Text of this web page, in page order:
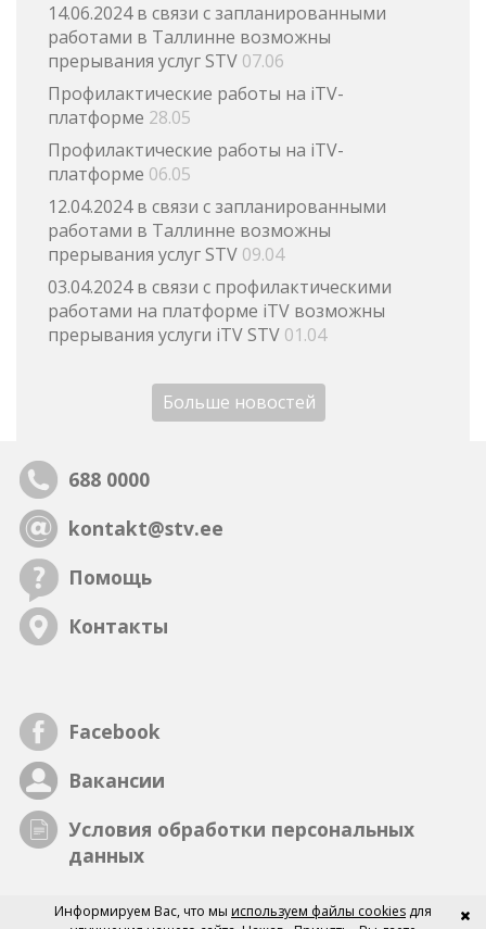
14.06.2024 в связи с запланированными
работами в Таллинне возможны
прерывания услуг STV 07.06
Профилактические работы на iTV-
платформе 28.05
Профилактические работы на iTV-
платформе 06.05
12.04.2024 в связи с запланированными
работами в Таллинне возможны
прерывания услуг STV 09.04
03.04.2024 в связи с профилактическими
работами на платформе iTV возможны
прерывания услуги iTV STV 01.04
Больше новостей
688 0000
kontakt@stv.ee
Помощь
Контакты
Facebook
Вакансии
Условия обработки персональных
данных
Информируем Вас, что мы используем файлы cookies для